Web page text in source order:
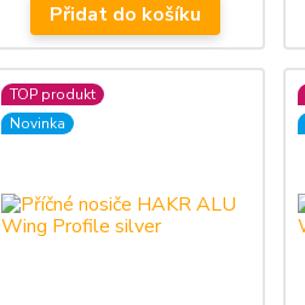
Přidat do košíku
TOP produkt
Novinka